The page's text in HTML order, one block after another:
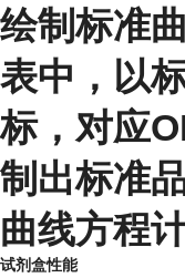
绘制标准
表中，以
标，对应
制出标准
曲线方程
试剂盒性能